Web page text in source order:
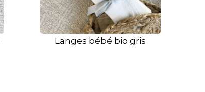
Langes bébé bio gris